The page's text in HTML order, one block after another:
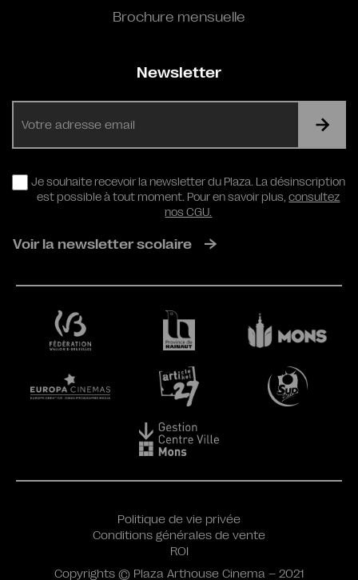
Brochure mensuelle
Newsletter
RGPD
Je souhaite recevoir la newsletter du Plaza. La désinscription
est possible à tout moment. Pour en savoir plus,consultez
nos CGU.
Voir la newsletter scolaire
Politique de vie privée
Conditions générales de vente
ROI
Copyrights © Plaza Arthouse Cinema – 2021